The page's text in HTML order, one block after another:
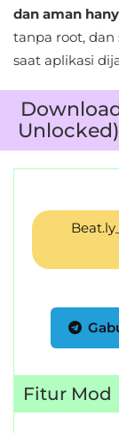
LifeStyle
Maps
&
Navigation
Music
&
News
Magazines
Parenting
dan aman
tanpa root,
saat aplikasi
Fitur Mod